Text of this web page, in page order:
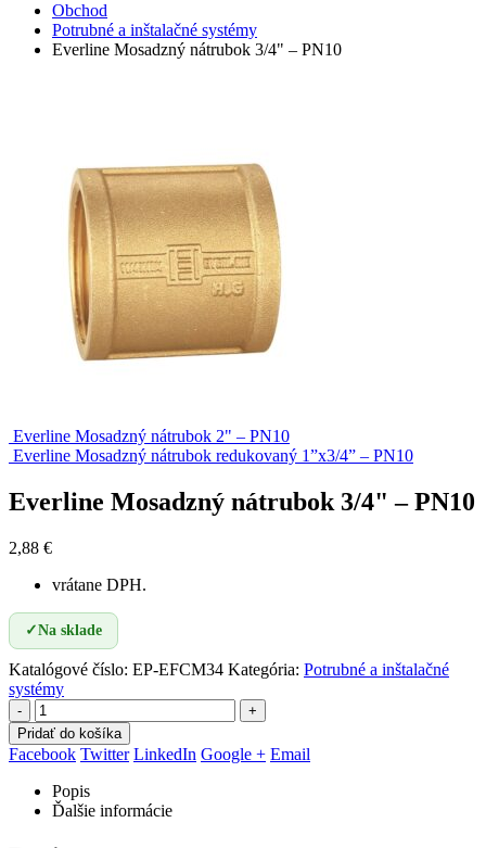
Obchod
Potrubné a inštalačné systémy
Everline Mosadzný nátrubok 3/4" – PN10
Everline Mosadzný nátrubok 2" – PN10
Everline Mosadzný nátrubok redukovaný 1”x3/4” – PN10
Everline Mosadzný nátrubok 3/4" – PN10
2,88 €
vrátane DPH.
✓Na sklade
Katalógové číslo: EP-EFCM34 Kategória: Potrubné a inštalačné
systémy
-
+
Pridať do košíka
Facebook Twitter LinkedIn Google + Email
Popis
Ďalšie informácie